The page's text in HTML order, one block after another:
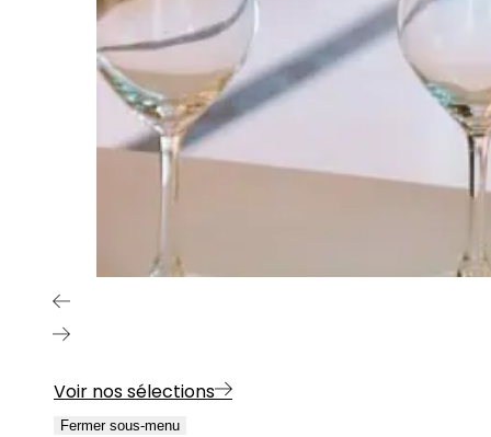
Voir nos sélections
Fermer sous-menu